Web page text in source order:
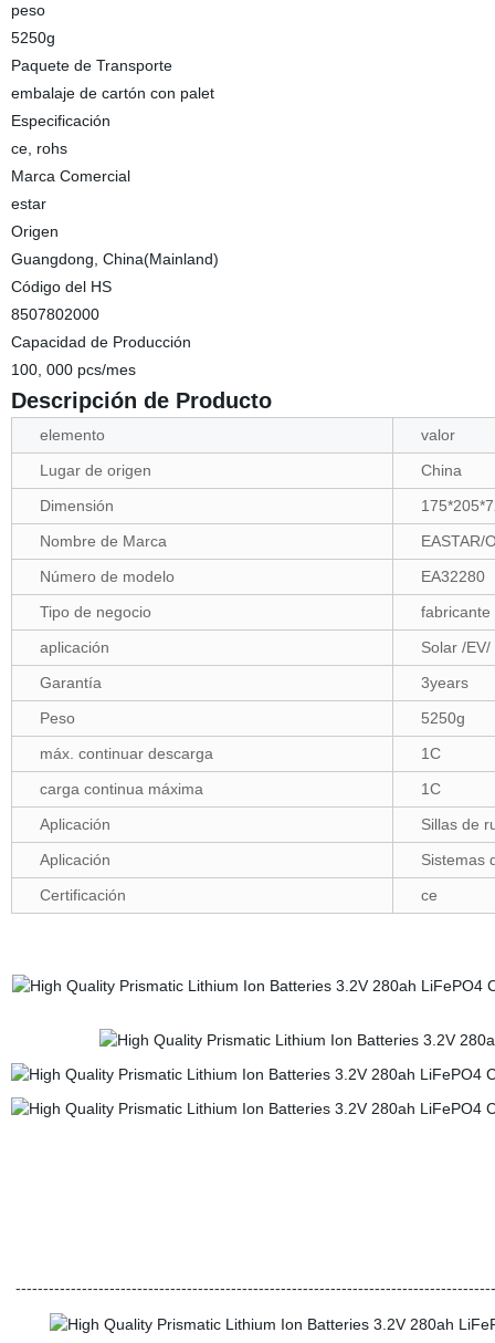
peso
5250g
Paquete de Transporte
embalaje de cartón con palet
Especificación
ce, rohs
Marca Comercial
estar
Origen
Guangdong, China(Mainland)
Código del HS
8507802000
Capacidad de Producción
100, 000 pcs/mes
Descripción de Producto
elemento
valor
Lugar de origen
China
Dimensión
Nombre de Marca
EASTAR/
Número de modelo
EA32280
Tipo de negocio
fabricante
aplicación
Solar /EV/
Garantía
3years
Peso
5250g
máx. continuar descarga
1C
carga continua máxima
1C
Aplicación
Sillas de
Aplicación
Sistemas
Certificación
ce
---------------------------------------------------------------------------------------